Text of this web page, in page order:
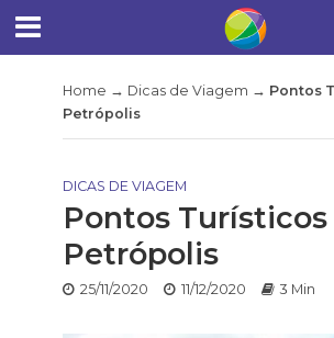
Home → Dicas de Viagem → Pontos
Petrópolis
DICAS DE VIAGEM
Pontos
Petrópolis
25/11/2020 11/12/2020 3 Min